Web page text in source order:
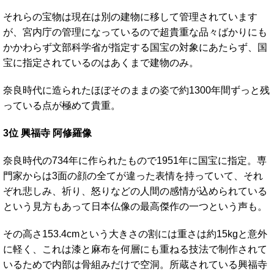
それらの宝物は現在は別の建物に移して管理されています
が、宮内庁の管理になっているので超貴重な品々ばかりにも
かかわらず文部科学省が指定する国宝の対象にあたらず、国
宝に指定されているのはあくまで建物のみ。
奈良時代に造られたほぼそのままの姿で約1300年間ずっと残
っている点が極めて貴重。
3位 興福寺 阿修羅像
奈良時代の734年に作られたもので1951年に国宝に指定。専
門家からは3面の顔の全てが違った表情を持っていて、それ
ぞれ悲しみ、祈り、怒りなどの人間の感情が込められている
という見方もあって日本仏像の最高傑作の一つという声も。
その高さ153.4cmという大きさの割には重さは約15kgと意外
に軽く、これは漆と麻布を何層にも重ねる技法で制作されて
いるためで内部は骨組みだけで空洞。所蔵されている興福寺